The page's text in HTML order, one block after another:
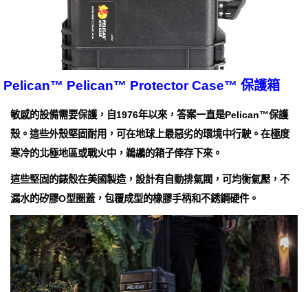
Pelican™ Pelican™ Protector Case™ 保護箱
敏感的設備需要保護，自1976年以來，答案一直是Pelican™保護
殼。這些外殼堅固耐用，可在地球上最惡劣的環境中行駛。在極度
寒冷的北極地區或戰火中，鵜鶘的箱子倖存下來。
這些堅固的錶殼在美國製造，設計有自動排氣閥，可均衡氣壓，不
漏水的矽膠O型圈蓋，包覆成型的橡膠手柄和不銹鋼硬件。